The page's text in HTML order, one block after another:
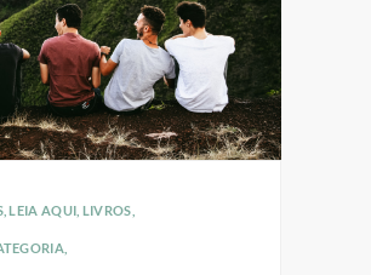
,LEIA AQUI LIVROS
,